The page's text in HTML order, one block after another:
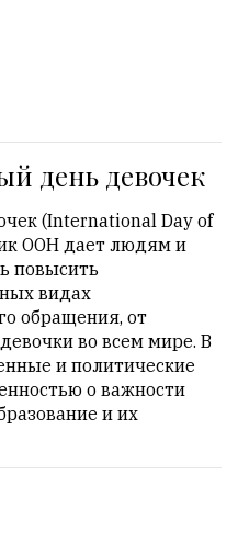
день девочек
(International Day of
ООН дает людям и
повысить
видах
обращения, от
во всем мире. В
и политические
о важности
и их